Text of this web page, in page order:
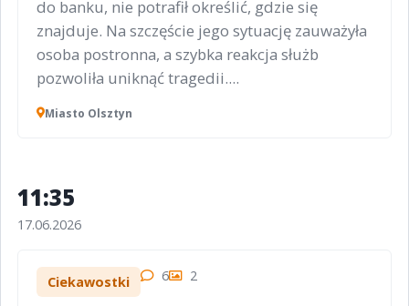
do banku, nie potrafił określić, gdzie się
znajduje. Na szczęście jego sytuację zauważyła
osoba postronna, a szybka reakcja służb
pozwoliła uniknąć tragedii....
Miasto Olsztyn
11:35
17.06.2026
Ciekawostki 6 2